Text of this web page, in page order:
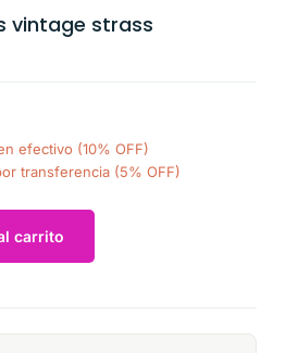
vintage strass
efectivo (10% OFF)
transferencia (5% OFF)
carrito